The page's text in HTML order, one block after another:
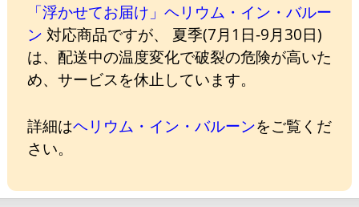
「浮かせてお届け」ヘリウム・イン・バルー
ン 対応商品ですが、 夏季(7月1日-9月30日)
は、配送中の温度変化で破裂の危険が高いた
め、サービスを休止しています。
詳細はヘリウム・イン・バルーンをご覧くだ
さい。